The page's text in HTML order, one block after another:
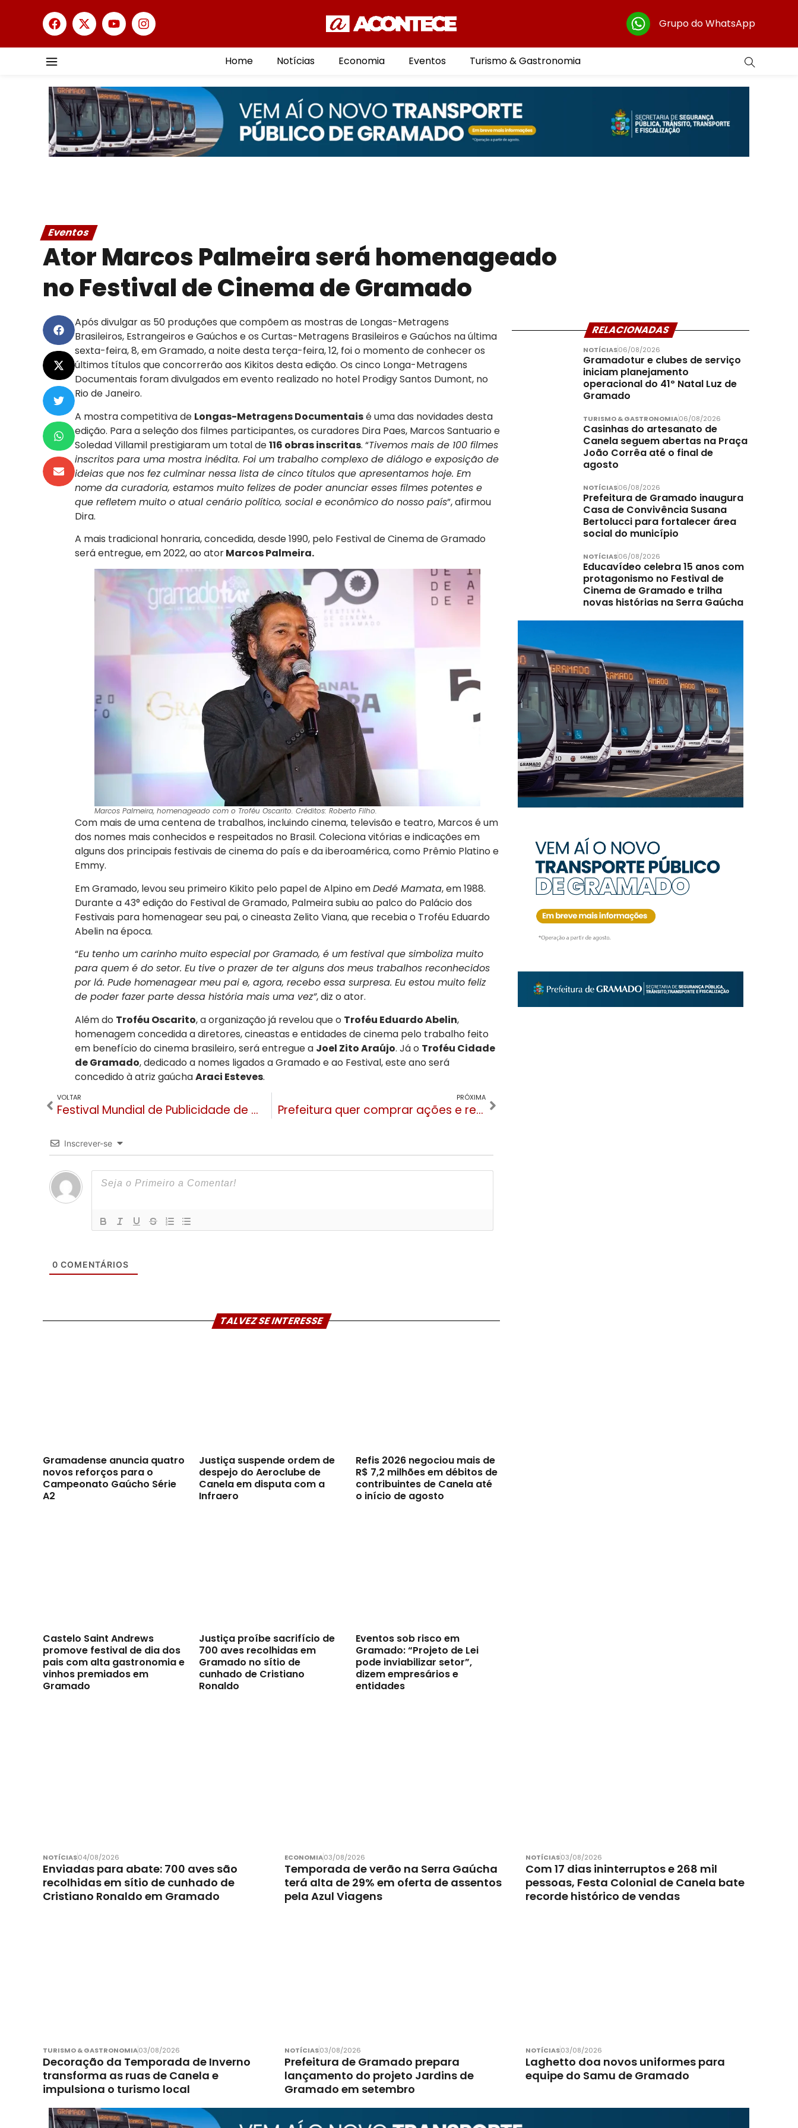
Grupo do WhatsApp
Home Notícias Economia Eventos Turismo & Gastronomia
Eventos
Ator Marcos Palmeira será homenageado
no Festival de Cinema de Gramado
Após divulgar as 50 produções que compõem as mostras de Longas-Metragens
Brasileiros, Estrangeiros e Gaúchos e os Curtas-Metragens Brasileiros e Gaúchos na última
sexta-feira, 8, em Gramado, a noite desta terça-feira, 12, foi o momento de conhecer os
últimos títulos que concorrerão aos Kikitos desta edição. Os cinco Longa-Metragens
Documentais foram divulgados em evento realizado no hotel Prodigy Santos Dumont, no
Rio de Janeiro.
A mostra competitiva de Longas-Metragens Documentaisé uma das novidades desta
edição. Para a seleção dos filmes participantes, os curadores Dira Paes, Marcos Santuario e
Soledad Villamil prestigiaram um total de116 obras inscritas. “Tivemos mais de 100 filmes
inscritos para uma mostra inédita. Foi um trabalho complexo de diálogo e exposição de
ideias que nos fez culminar nessa lista de cinco títulos que apresentamos hoje. Em
nome da curadoria, estamos muito felizes de poder anunciar esses filmes potentes e
que refletem muito o atual cenário político, social e econômico do nosso país”, afirmou
Dira.
A mais tradicional honraria, concedida, desde 1990, pelo Festival de Cinema de Gramado
será entregue, em 2022, ao atorMarcos Palmeira.
Marcos Palmeira, homenageado com o Troféu Oscarito. Créditos: Roberto Filho.
Com mais de uma centena de trabalhos, incluindo cinema, televisão e teatro, Marcos é um
dos nomes mais conhecidos e respeitados no Brasil. Coleciona vitórias e indicações em
alguns dos principais festivais de cinema do país e da iberoamérica, como Prêmio Platino e
Emmy.
Em Gramado, levou seu primeiro Kikito pelo papel de Alpino emDedé Mamata, em 1988.
Durante a 43° edição do Festival de Gramado, Palmeira subiu ao palco do Palácio dos
Festivais para homenagear seu pai, o cineasta Zelito Viana, que recebia o Troféu Eduardo
Abelin na época.
“Eu tenho um carinho muito especial por Gramado, é um festival que simboliza muito
para quem é do setor. Eu tive o prazer de ter alguns dos meus trabalhos reconhecidos
por lá. Pude homenagear meu pai e, agora, recebo essa surpresa. Eu estou muito feliz
de poder fazer parte dessa história mais uma vez”, diz o ator.
Além do Troféu Oscarito, a organização já revelou que o Troféu Eduardo Abelin,
homenagem concedida a diretores, cineastas e entidades de cinema pelo trabalho feito
em benefício do cinema brasileiro, será entregue a Joel Zito Araújo. Já o Troféu Cidade
de Gramado, dedicado a nomes ligados a Gramado e ao Festival, este ano será
concedido à atriz gaúchaAraci Esteves.
VOLTAR
Festival Mundial de Publicidade de Gramado tem nova CEO e nomes consagrados para 2022
PRÓXIMA
Prefeitura quer comprar ações e reativar as exibições do Cinema de Gramado
Inscrever-se
0 COMENTÁRIOS
TALVEZ SE INTERESSE
Gramadense anuncia quatro
novos reforços para o
Campeonato Gaúcho Série
A2
Justiça suspende ordem de
despejo do Aeroclube de
Canela em disputa com a
Infraero
Refis 2026 negociou mais de
R$ 7,2 milhões em débitos de
contribuintes de Canela até
o início de agosto
Castelo Saint Andrews
promove festival de dia dos
pais com alta gastronomia e
vinhos premiados em
Gramado
Justiça proíbe sacrifício de
700 aves recolhidas em
Gramado no sítio de
cunhado de Cristiano
Ronaldo
Eventos sob risco em
Gramado: “Projeto de Lei
pode inviabilizar setor”,
dizem empresários e
entidades
RELACIONADAS
NOTÍCIAS06/08/2026
Gramadotur e clubes de serviço
iniciam planejamento
operacional do 41º Natal Luz de
Gramado
TURISMO & GASTRONOMIA06/08/2026
Casinhas do artesanato de
Canela seguem abertas na Praça
João Corrêa até o final de
agosto
NOTÍCIAS06/08/2026
Prefeitura de Gramado inaugura
Casa de Convivência Susana
Bertolucci para fortalecer área
social do município
NOTÍCIAS06/08/2026
Educavídeo celebra 15 anos com
protagonismo no Festival de
Cinema de Gramado e trilha
novas histórias na Serra Gaúcha
NOTÍCIAS04/08/2026
Enviadas para abate: 700 aves são
recolhidas em sítio de cunhado de
Cristiano Ronaldo em Gramado
ECONOMIA03/08/2026
Temporada de verão na Serra Gaúcha
terá alta de 29% em oferta de assentos
pela Azul Viagens
NOTÍCIAS03/08/2026
Com 17 dias ininterruptos e 268 mil
pessoas, Festa Colonial de Canela bate
recorde histórico de vendas
TURISMO & GASTRONOMIA03/08/2026
Decoração da Temporada de Inverno
transforma as ruas de Canela e
impulsiona o turismo local
NOTÍCIAS03/08/2026
Prefeitura de Gramado prepara
lançamento do projeto Jardins de
Gramado em setembro
NOTÍCIAS03/08/2026
Laghetto doa novos uniformes para
equipe do Samu de Gramado